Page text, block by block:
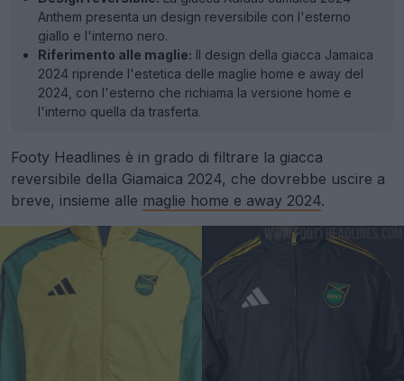
Anthem presenta un design reversibile con l'esterno
giallo e l'interno nero.
Riferimento alle maglie: Il design della giacca Jamaica
2024 riprende l'estetica delle maglie home e away del
2024, con l'esterno che richiama la versione home e
l'interno quella da trasferta.
Footy Headlines è in grado di filtrare la giacca
reversibile della Giamaica 2024, che dovrebbe uscire a
breve, insieme alle maglie home e away 2024.